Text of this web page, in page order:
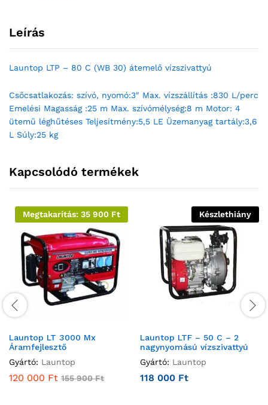
Leírás
Launtop LTP – 80 C (WB 30) átemelő vízszivattyú
Csőcsatlakozás: szívó, nyomó:3″ Max. vízszállítás :830 L/perc
Emelési Magasság :25 m Max. szívómélység:8 m Motor: 4
ütemű léghűtéses Teljesítmény:5,5 LE Üzemanyag tartály:3,6
L Súly:25 kg
Kapcsolódó termékek
Megtakarítás: 35 900 Ft
Launtop LT 3000 Mx
Áramfejlesztő
Gyártó: Launtop
120 000 Ft 155 900Ft
Készlethiány
Launtop LTF – 50 C – 2
nagynyomású vízszivattyú
Gyártó: Launtop
118 000 Ft